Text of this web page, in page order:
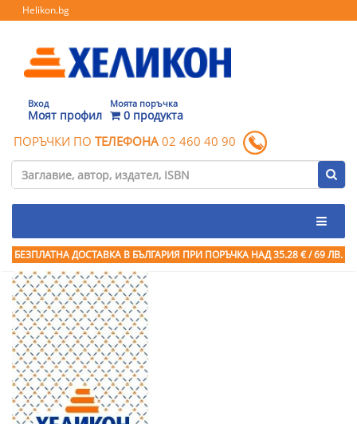
Helikon.bg
Вход
Моят профил
Моята поръчка
0 продукта
ПОРЪЧКИ ПО ТЕЛЕФОНА 02 460 40 90
БЕЗПЛАТНА ДОСТАВКА В БЪЛГАРИЯ ПРИ ПОРЪЧКА НАД 35.28 € / 69 ЛВ.